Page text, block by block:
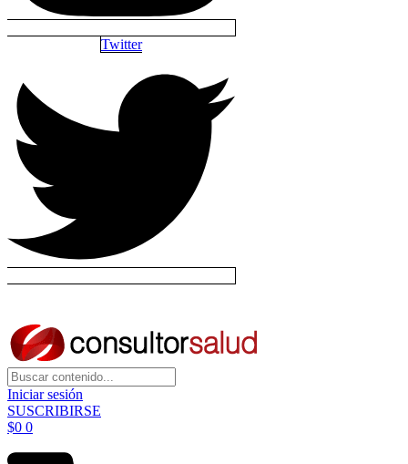
Twitter
Iniciar sesión
SUSCRIBIRSE
$0 0